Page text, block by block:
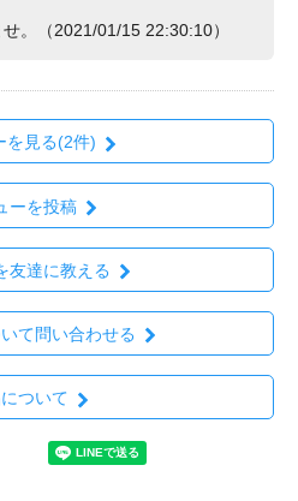
。（2021/01/15 22:30:10）
を見る(2件)
ーを投稿
友達に教える
て問い合わせる
ついて